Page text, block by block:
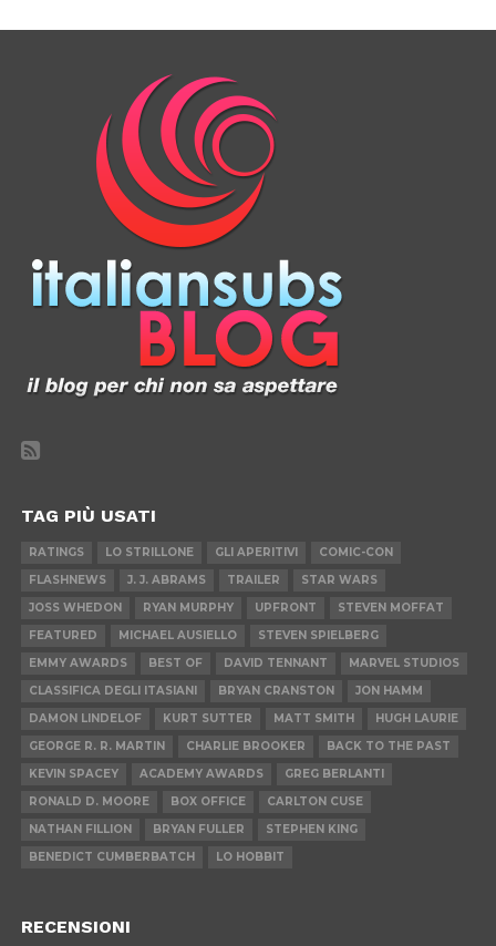
TAG PIÙ USATI
RATINGS LO STRILLONE GLI APERITIVI
COMIC-CON
FLASHNEWS
J. J. ABRAMS TRAILER
STAR WARS
JOSS WHEDON
RYAN MURPHY UPFRONT
STEVEN MOFFAT
FEATURED
MICHAEL AUSIELLO
STEVEN SPIELBERG
EMMY AWARDS
BEST OF DAVID TENNANT
MARVEL STUDIOS
CLASSIFICA DEGLI ITASIANI
BRYAN CRANSTON
JON HAMM
DAMON LINDELOF
KURT SUTTER MATT SMITH
HUGH LAURIE
GEORGE R. R. MARTIN
CHARLIE BROOKER
BACK TO THE PAST
KEVIN SPACEY
ACADEMY AWARDS
GREG BERLANTI
RONALD D. MOORE
BOX OFFICE
CARLTON CUSE
NATHAN FILLION
BRYAN FULLER
STEPHEN KING
BENEDICT CUMBERBATCH
LO HOBBIT
RECENSIONI